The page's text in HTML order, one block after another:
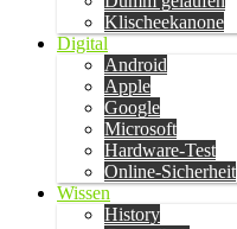
Klischeekanone
Digital
Android
Apple
Google
Microsoft
Hardware-Test
Online-Sicherheit
Wissen
History